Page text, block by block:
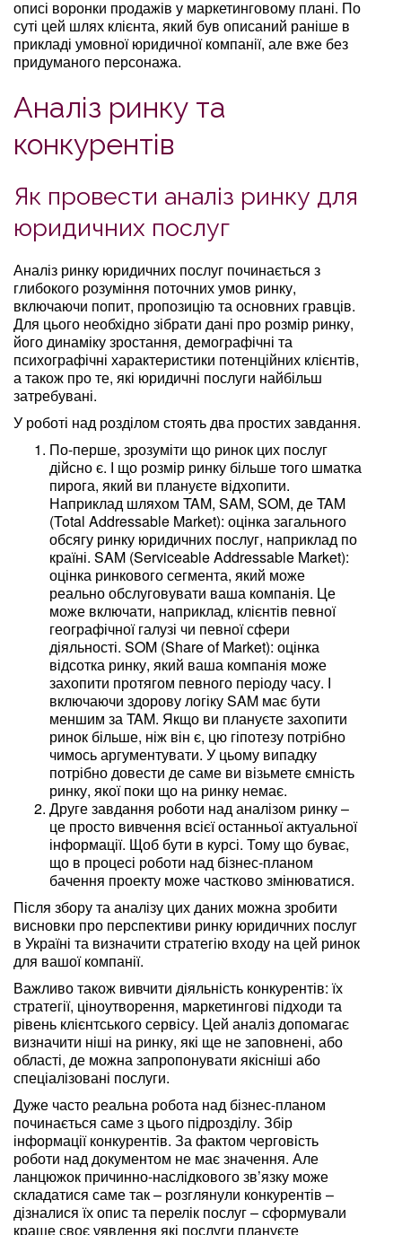
описі воронки продажів у маркетинговому плані. По
суті цей шлях клієнта, який був описаний раніше в
прикладі умовної юридичної компанії, але вже без
придуманого персонажа.
Аналіз ринку та
конкурентів
Як провести аналіз ринку для
юридичних послуг
Аналіз ринку юридичних послуг починається з
глибокого розуміння поточних умов ринку,
включаючи попит, пропозицію та основних гравців.
Для цього необхідно зібрати дані про розмір ринку,
його динаміку зростання, демографічні та
психографічні характеристики потенційних клієнтів,
а також про те, які юридичні послуги найбільш
затребувані.
У роботі над розділом стоять два простих завдання.
По-перше, зрозуміти що ринок цих послуг
дійсно є. І що розмір ринку більше того шматка
пирога, який ви плануєте відхопити.
Наприклад шляхом TAM, SAM, SOM, де TAM
(Total Addressable Market): оцінка загального
обсягу ринку юридичних послуг, наприклад по
країні. SAM (Serviceable Addressable Market):
оцінка ринкового сегмента, який може
реально обслуговувати ваша компанія. Це
може включати, наприклад, клієнтів певної
географічної галузі чи певної сфери
діяльності. SOM (Share of Market): оцінка
відсотка ринку, який ваша компанія може
захопити протягом певного періоду часу. І
включаючи здорову логіку SAM має бути
меншим за TAM. Якщо ви плануєте захопити
ринок більше, ніж він є, цю гіпотезу потрібно
чимось аргументувати. У цьому випадку
потрібно довести де саме ви візьмете ємність
ринку, якої поки що на ринку немає.
Друге завдання роботи над аналізом ринку –
це просто вивчення всієї останньої актуальної
інформації. Щоб бути в курсі. Тому що буває,
що в процесі роботи над бізнес-планом
бачення проекту може частково змінюватися.
Після збору та аналізу цих даних можна зробити
висновки про перспективи ринку юридичних послуг
в Україні та визначити стратегію входу на цей ринок
для вашої компанії.
Важливо також вивчити діяльність конкурентів: їх
стратегії, ціноутворення, маркетингові підходи та
рівень клієнтського сервісу. Цей аналіз допомагає
визначити ніші на ринку, які ще не заповнені, або
області, де можна запропонувати якісніші або
спеціалізовані послуги.
Дуже часто реальна робота над бізнес-планом
починається саме з цього підрозділу. Збір
інформації конкурентів. За фактом черговість
роботи над документом не має значення. Але
ланцюжок причинно-наслідкового зв’язку може
складатися саме так – розглянули конкурентів –
дізналися їх опис та перелік послуг – сформували
краще своє уявлення які послуги плануєте